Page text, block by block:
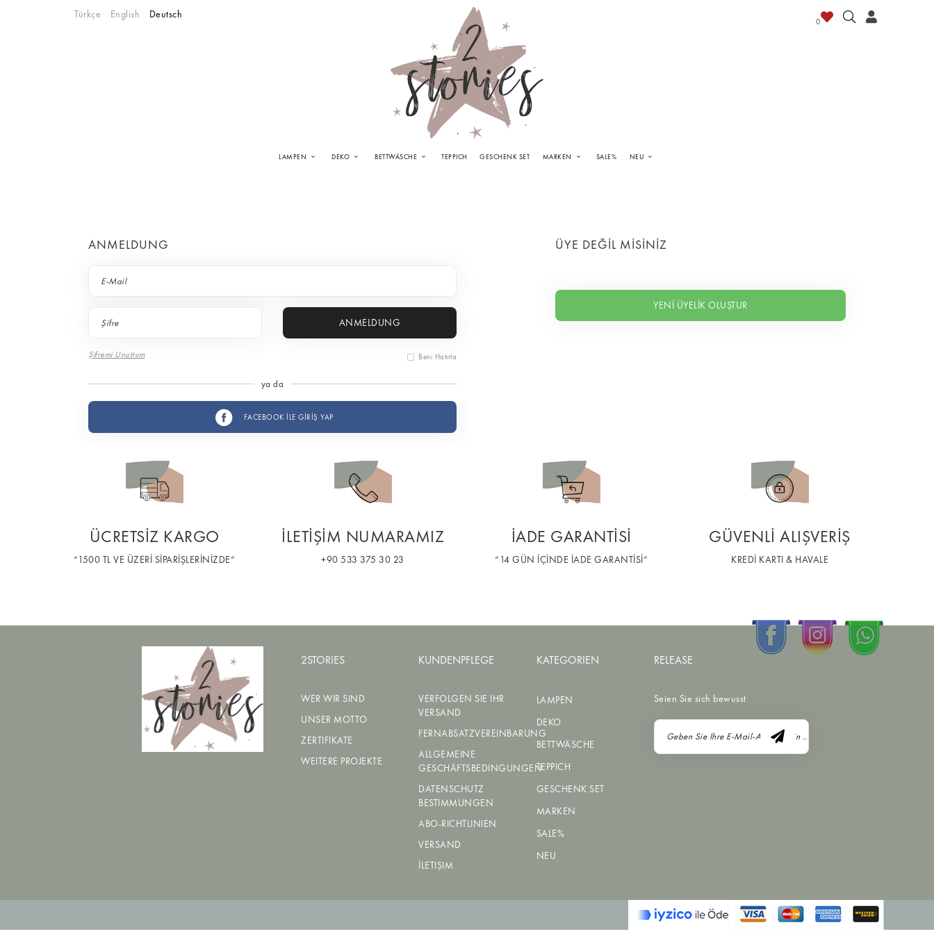
Türkçe English Deutsch
0
LAMPEN DEKO BETTWÄSCHE TEPPICH GESCHENK SET MARKEN SALE% NEU
ANMELDUNG
ANMELDUNG
Şifremi Unuttum Beni Hatırla
ya da
FACEBOOK İLE GİRİŞ YAP
ÜYE DEĞİL MİSİNİZ
YENİ ÜYELİK OLUŞTUR
ÜCRETSİZ KARGO
“1500 TL VE ÜZERİ SİPARİŞLERİNİZDE”
İLETİŞİM NUMARAMIZ
+90 533 375 30 23
İADE GARANTİSİ
“14 GÜN İÇİNDE İADE GARANTİSİ”
GÜVENLİ ALIŞVERİŞ
KREDİ KARTI & HAVALE
2STORIES
WER WIR SIND
UNSER MOTTO
ZERTIFIKATE
WEITERE PROJEKTE
KUNDENPFLEGE
VERFOLGEN SIE IHR
VERSAND
FERNABSATZVEREINBARUNG
ALLGEMEINE
GESCHÄFTSBEDINGUNGEN
DATENSCHUTZ
BESTIMMUNGEN
ABO-RICHTLINIEN
VERSAND
İLETIŞIM
KATEGORIEN
LAMPEN
DEKO
BETTWÄSCHE
TEPPICH
GESCHENK SET
MARKEN
SALE%
NEU
RELEASE
Seien Sie sich bewusst